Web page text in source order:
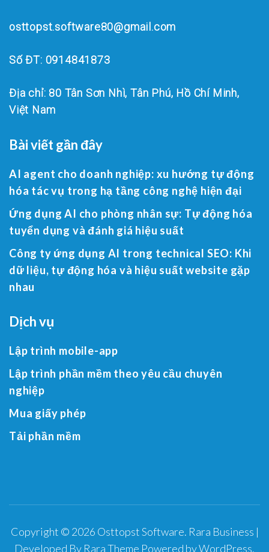
osttopst.software80@gmail.com
Số ĐT: 0914841873
Địa chỉ: 80 Tân Sơn Nhì, Tân Phú, Hồ Chí Minh,
Việt Nam
Bài viết gần đây
AI agent cho doanh nghiệp: xu hướng tự động
hóa tác vụ trong hạ tầng công nghệ hiện đại
Ứng dụng AI cho phòng nhân sự: Tự động hóa
tuyển dụng và đánh giá hiệu suất
Công ty ứng dụng AI trong technical SEO: Khi
dữ liệu, tự động hóa và hiệu suất website gặp
nhau
Dịch vụ
Lập trình mobile-app
Lập trình phần mềm theo yêu cầu chuyên
nghiệp
Mua giấy phép
Tải phần mềm
Copyright © 2026 Osttopst Software. Rara Business |
Developed By Rara Theme Powered byWordPress.